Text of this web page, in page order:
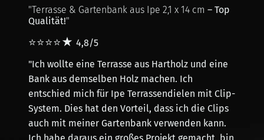
"Terrasse & Gartenbank aus Ipe 2,1 x 14 cm – Top
Qualität!"
⭐⭐⭐⭐★ 4,8/5
"Ich wollte eine Terrasse aus Hartholz und eine
Bank aus demselben Holz machen. Ich
entschied mich für Ipe Terrassendielen mit Clip-
System. Dies hat den Vorteil, dass ich die Clips
auch mit meiner Gartenbank verwenden kann.